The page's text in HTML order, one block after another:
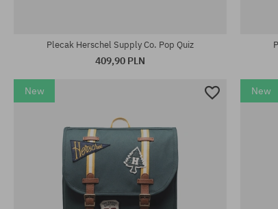
Plecak Herschel Supply Co. Pop Quiz
409,90 PLN
New New